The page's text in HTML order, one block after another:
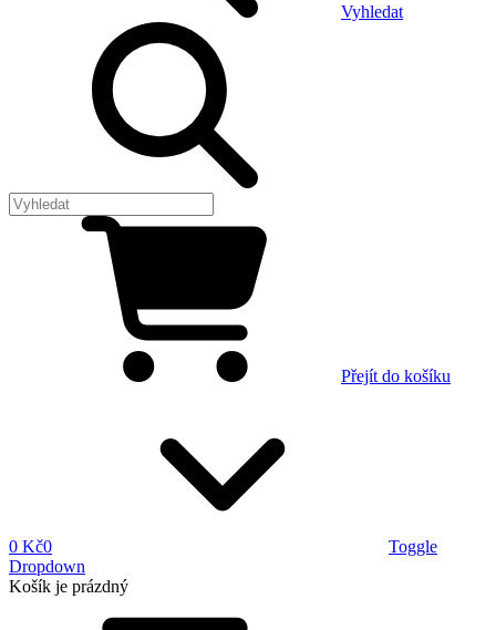
Vyhledat
Přejít do košíku
0 Kč0
Toggle
Dropdown
Košík je prázdný